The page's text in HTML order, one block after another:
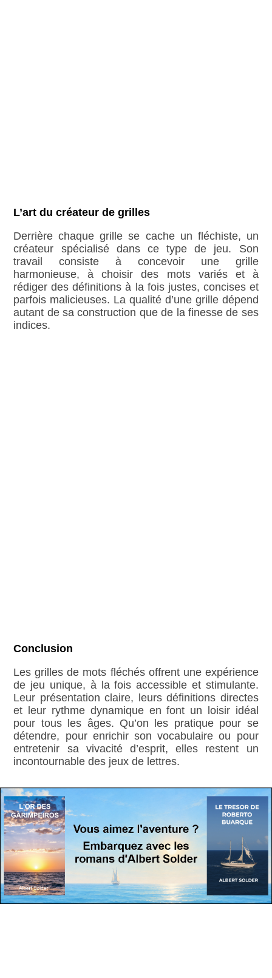
L’art du créateur de grilles
Derrière chaque grille se cache un fléchiste, un
créateur spécialisé dans ce type de jeu. Son
travail consiste à concevoir une grille
harmonieuse, à choisir des mots variés et à
rédiger des définitions à la fois justes, concises et
parfois malicieuses. La qualité d’une grille dépend
autant de sa construction que de la finesse de ses
indices.
Conclusion
Les grilles de mots fléchés offrent une expérience
de jeu unique, à la fois accessible et stimulante.
Leur présentation claire, leurs définitions directes
et leur rythme dynamique en font un loisir idéal
pour tous les âges. Qu’on les pratique pour se
détendre, pour enrichir son vocabulaire ou pour
entretenir sa vivacité d’esprit, elles restent un
incontournable des jeux de lettres.